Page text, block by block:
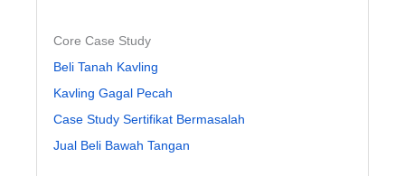
Core Case Study
Beli Tanah Kavling
Kavling Gagal Pecah
Case Study Sertifikat Bermasalah
Jual Beli Bawah Tangan